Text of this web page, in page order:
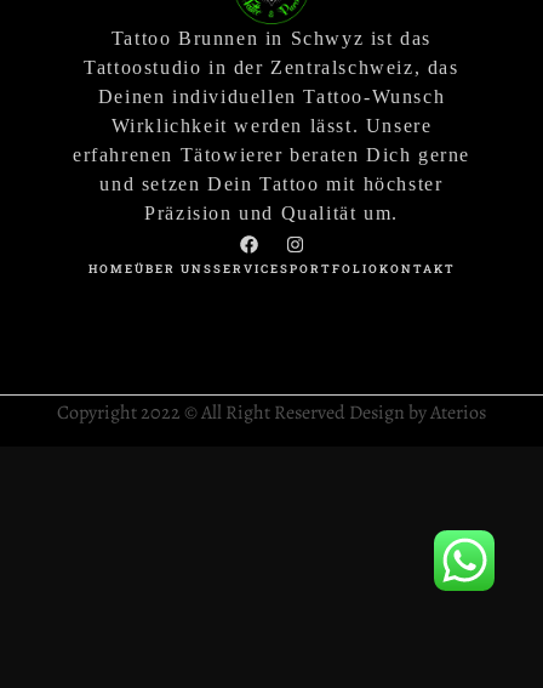
Tattoo Brunnen in Schwyz ist das
Tattoostudio in der Zentralschweiz, das
Deinen individuellen Tattoo-Wunsch
Wirklichkeit werden lässt. Unsere
erfahrenen Tätowierer beraten Dich gerne
und setzen Dein Tattoo mit höchster
Präzision und Qualität um.
HOMEÜBER UNSSERVICESPORTFOLIOKONTAKT
Copyright 2022 © All Right Reserved Design by Aterios